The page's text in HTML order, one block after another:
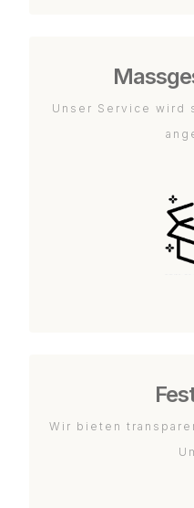
Unser Service wird
Wir bieten